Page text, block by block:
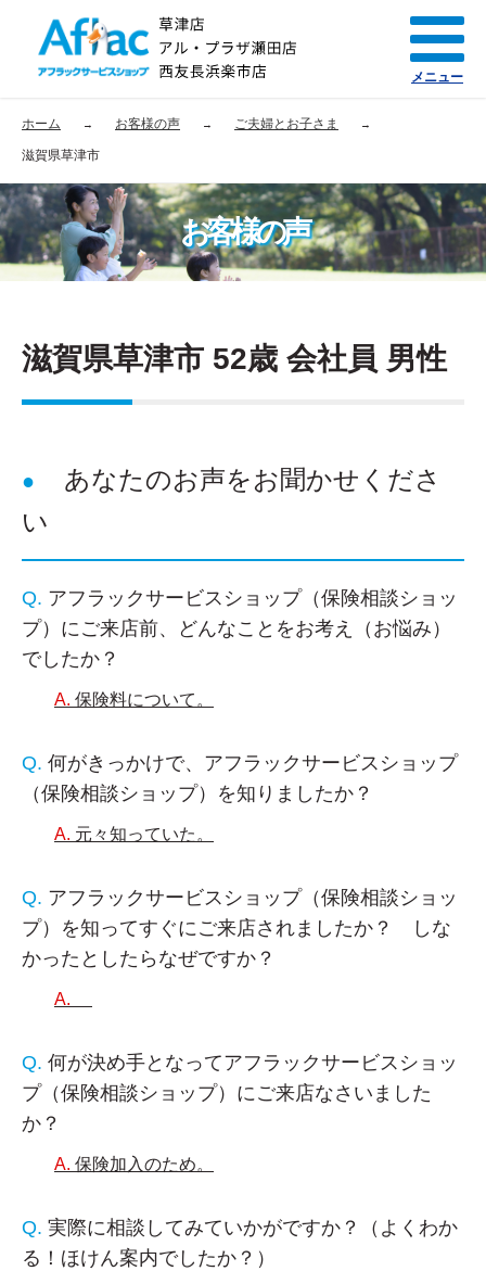
ホーム お客様の声 ご夫婦とお子さま
滋賀県草津市
お客様の声
滋賀県草津市 52歳 会社員 男性
あなたのお声をお聞かせくださ
い
アフラックサービスショップ（保険相談ショッ
プ）にご来店前、どんなことをお考え（お悩み）
でしたか？
保険料について。
何がきっかけで、アフラックサービスショップ
（保険相談ショップ）を知りましたか？
元々知っていた。
アフラックサービスショップ（保険相談ショッ
プ）を知ってすぐにご来店されましたか？ しな
かったとしたらなぜですか？
何が決め手となってアフラックサービスショッ
プ（保険相談ショップ）にご来店なさいました
か？
保険加入のため。
実際に相談してみていかがですか？（よくわか
る！ほけん案内でしたか？）
メニュー